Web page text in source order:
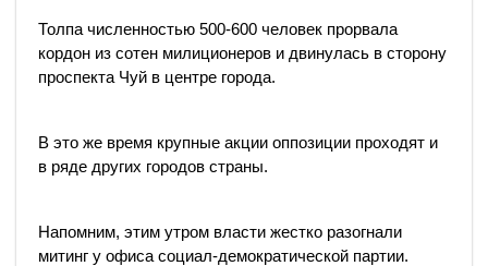
Толпа численностью 500-600 человек прорвала
кордон из сотен милиционеров и двинулась в сторону
проспекта Чуй в центре города.
В это же время крупные акции оппозиции проходят и
в ряде других городов страны.
Напомним, этим утром власти жестко разогнали
митинг у офиса социал-демократической партии.